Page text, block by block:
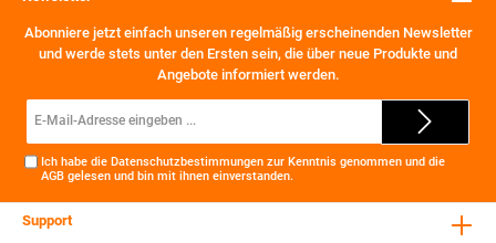
Abonniere jetzt einfach unseren regelmäßig erscheinenden Newsletter
und werde stets unter den Ersten sein, die über neue Produkte und
Angebote informiert werden.
Ich habe die Datenschutzbestimmungen zur Kenntnis genommen und die
AGB gelesen und bin mit ihnen einverstanden.
Support